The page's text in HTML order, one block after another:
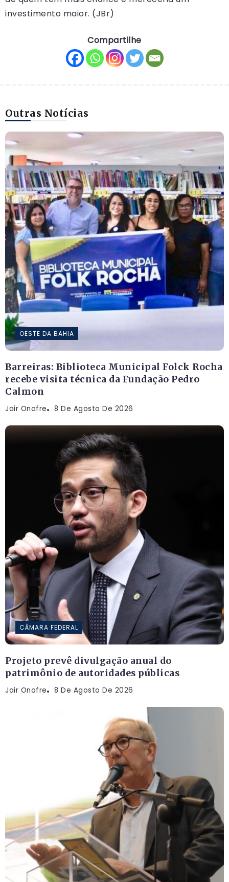
investimento maior. (JBr)
Compartilhe
Outras Notícias
OESTE DA BAHIA
Barreiras: Biblioteca Municipal Folck Rocha
recebe visita técnica da Fundação Pedro
Calmon
Jair Onofre 8 De Agosto De 2026
CÂMARA FEDERAL
Projeto prevê divulgação anual do
patrimônio de autoridades públicas
Jair Onofre 8 De Agosto De 2026